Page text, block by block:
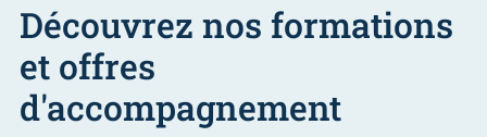
Découvrez nos formations
et offres
d'accompagnement